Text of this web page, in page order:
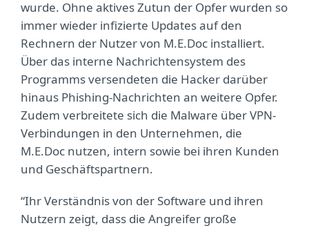
wurde. Ohne aktives Zutun der Opfer wurden so
immer wieder infizierte Updates auf den
Rechnern der Nutzer von M.E.Doc installiert.
Über das interne Nachrichtensystem des
Programms versendeten die Hacker darüber
hinaus Phishing-Nachrichten an weitere Opfer.
Zudem verbreitete sich die Malware über VPN-
Verbindungen in den Unternehmen, die
M.E.Doc nutzen, intern sowie bei ihren Kunden
und Geschäftspartnern.
“Ihr Verständnis von der Software und ihren
Nutzern zeigt, dass die Angreifer große